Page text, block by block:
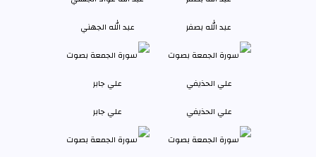
عبد الله بصفر عبد الله الجهني
علي الحذيفي علي جابر